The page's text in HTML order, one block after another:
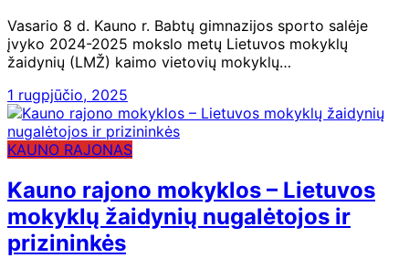
Vasario 8 d. Kauno r. Babtų gimnazijos sporto salėje
įvyko 2024-2025 mokslo metų Lietuvos mokyklų
žaidynių (LMŽ) kaimo vietovių mokyklų…
1 rugpjūčio, 2025
KAUNO RAJONAS
Kauno rajono mokyklos – Lietuvos
mokyklų žaidynių nugalėtojos ir
prizininkės